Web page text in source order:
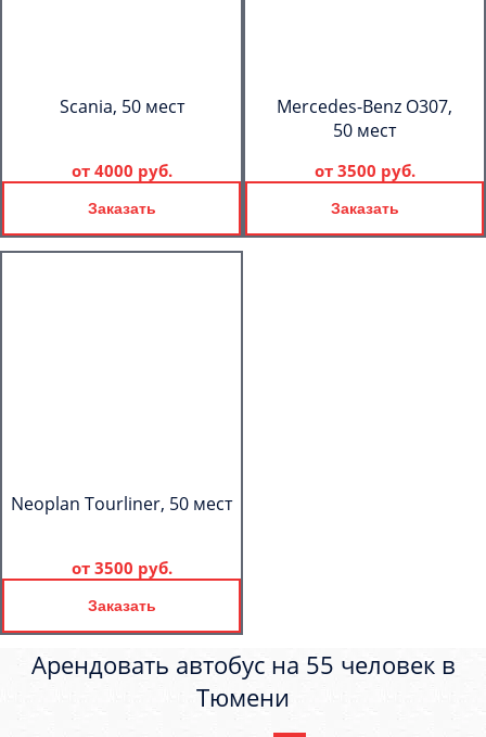
Scania, 50 мест
от 4000 руб.
Заказать
Mercedes-Benz О307,
50 мест
от 3500 руб.
Заказать
Neoplan Tourliner, 50 мест
от 3500 руб.
Заказать
Арендовать автобус на 55 человек в
Тюмени